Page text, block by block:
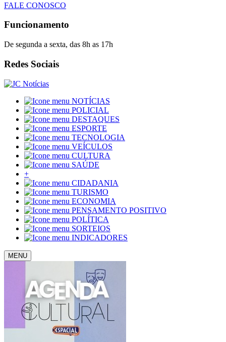
FALE CONOSCO
Funcionamento
De segunda a sexta, das 8h as 17h
Redes Sociais
NOTÍCIAS
POLICIAL
DESTAQUES
ESPORTE
TECNOLOGIA
VEÍCULOS
CULTURA
SAÚDE
+
CIDADANIA
TURISMO
ECONOMIA
PENSAMENTO POSITIVO
POLÍTICA
SORTEIOS
INDICADORES
MENU